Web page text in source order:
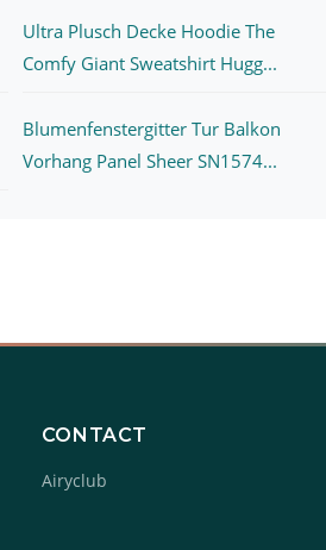
Ultra Plusch Decke Hoodie The
Comfy Giant Sweatshirt Hugg...
Blumenfenstergitter Tur Balkon
Vorhang Panel Sheer SN1574...
CONTACT
Airyclub